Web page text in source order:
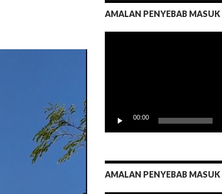
AMALAN PENYEBAB MASUK
00:00
AMALAN PENYEBAB MASUK